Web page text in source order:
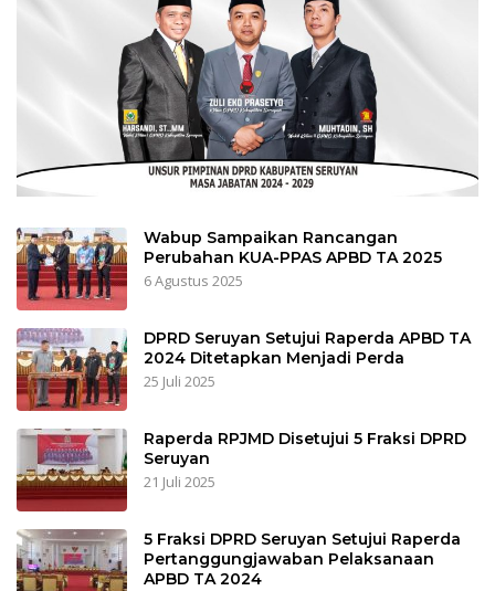
Wabup Sampaikan Rancangan
Perubahan KUA-PPAS APBD TA 2025
6 Agustus 2025
DPRD Seruyan Setujui Raperda APBD TA
2024 Ditetapkan Menjadi Perda
25 Juli 2025
Raperda RPJMD Disetujui 5 Fraksi DPRD
Seruyan
21 Juli 2025
5 Fraksi DPRD Seruyan Setujui Raperda
Pertanggungjawaban Pelaksanaan
APBD TA 2024